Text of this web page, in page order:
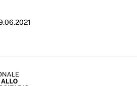
amministrativi